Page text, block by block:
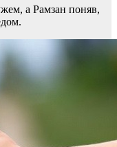
а Рамзан поняв,